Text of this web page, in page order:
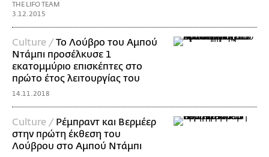
THE LIFO TEAM
3.12.2015
Culture / Το Λούβρο του Αμπού
Ντάμπι προσέλκυσε 1
εκατομμύριο επισκέπτες στο
πρώτο έτος λειτουργίας του
14.11.2018
Culture / Ρέμπραντ και Βερμέερ
στην πρώτη έκθεση του
Λούβρου στο Αμπού Ντάμπι